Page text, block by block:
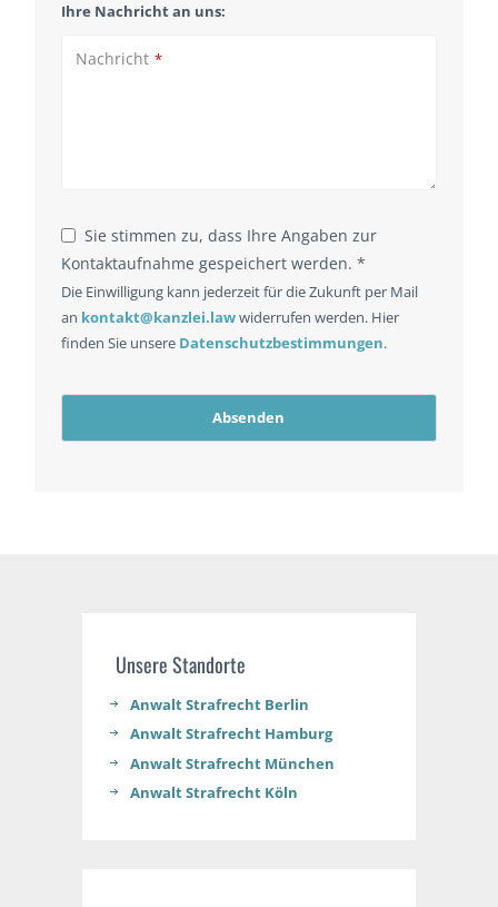
Ihre Nachricht an uns:
Nachricht *
Sie stimmen zu, dass Ihre Angaben zur
Kontaktaufnahme gespeichert werden. *
Company
Name *
Die Einwilligung kann jederzeit für die Zukunft per Mail
an kontakt@kanzlei.lawwiderrufen werden. Hier
finden Sie unsere Datenschutzbestimmungen.
Absenden
Unsere Standorte
Anwalt Strafrecht Berlin
Anwalt Strafrecht Hamburg
Anwalt Strafrecht München
Anwalt Strafrecht Köln